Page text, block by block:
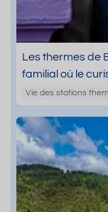
Les thermes de
familial où le
Vie des stations